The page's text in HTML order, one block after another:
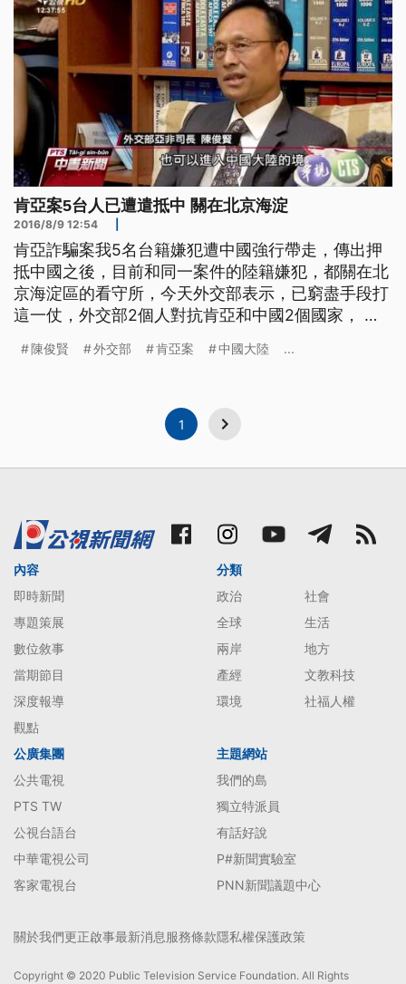
肯亞案5台人已遭遣抵中 關在北京海淀
2016/8/9 12:54
肯亞詐騙案我5名台籍嫌犯遭中國強行帶走，傳出押
抵中國之後，目前和同一案件的陸籍嫌犯，都關在北
京海淀區的看守所，今天外交部表示，已窮盡手段打
這一仗，外交部2個人對抗肯亞和中國2個國家， 肯
傳出和同一案件的陸籍嫌犯，都關押在北京海淀區的
書，2個人對抗2個國家
陳俊賢 外交部 肯亞案 中國大陸 ...
1
內容
即時新聞
專題策展
數位敘事
當期節目
深度報導
觀點
分類
政治
社會
全球
生活
兩岸
地方
產經
文教科技
環境
社福人權
公廣集團
公共電視
PTS TW
公視台語台
中華電視公司
客家電視台
主題網站
我們的島
獨立特派員
有話好說
P#新聞實驗室
PNN新聞議題中心
關於我們更正啟事最新消息服務條款隱私權保護政策
Copyright © 2020 Public Television Service Foundation. All Rights